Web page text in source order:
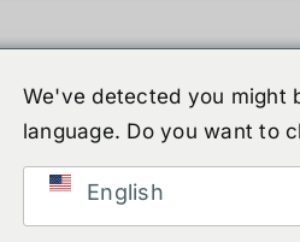
36 Products
We've detected you might
language. Do you want to
English